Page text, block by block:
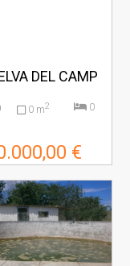
DEL CAMP
0 m2 0
€